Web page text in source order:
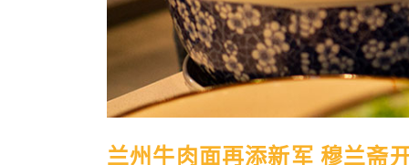
兰州牛肉面再添新军 穆兰斋